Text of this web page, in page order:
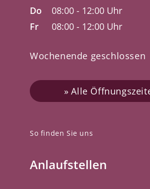
So finden Sie uns
Anlaufstellen
Do
08:00 - 12:00 Uhr
Fr
08:00 - 12:00 Uhr
Wochenende geschlossen
Alle